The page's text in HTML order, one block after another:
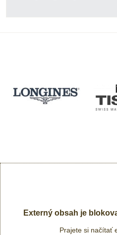
Externý obsah je
Prajete si načítať